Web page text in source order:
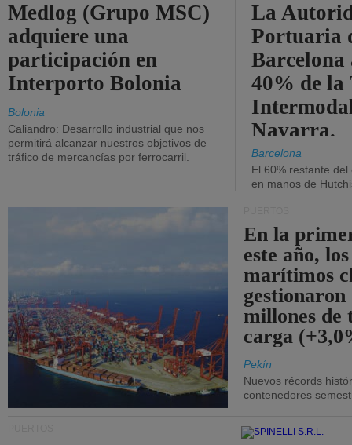
Medlog (Grupo MSC)
adquiere una
participación en
Interporto Bolonia
Bolonia
Caliandro: Desarrollo industrial que nos
permitirá alcanzar nuestros objetivos de
tráfico de mercancías por ferrocarril.
La
Portuaria
40% de la
Navarra.
Barcelona
El 60% restante
en manos de
En la
este año,
marítimos
gestionaron
millones de
carga
Pekín
Nuevos récords
contenedores